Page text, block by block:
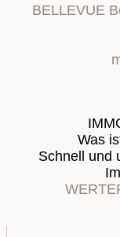
BELLEVUE
Was
Schnell und